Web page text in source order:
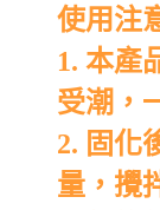
使用注
1. 本產
受潮，
2. 固化
量，攪